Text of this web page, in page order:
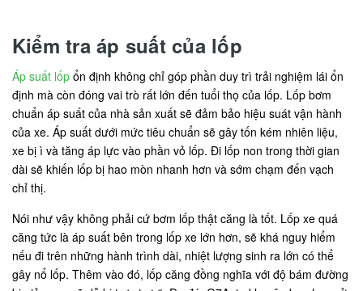
Kiểm tra áp suất của lốp
Áp suất lốp ổn định không chỉ góp phần duy trì trải nghiệm lái ổn
định mà còn đóng vai trò rất lớn đến tuổi thọ của lốp. Lốp bơm
chuẩn áp suất của nhà sản xuất sẽ đảm bảo hiệu suát vận hành
của xe. Áp suất dưới mức tiêu chuẩn sẽ gây tốn kém nhiên liệu,
xe bị ì và tăng áp lực vào phần vỏ lốp. Đi lốp non trong thời gian
dài sẽ khiến lốp bị hao mòn nhanh hơn và sớm chạm đến vạch
chỉ thị.
Nói như vậy không phải cứ bơm lốp thật căng là tốt. Lốp xe quá
căng tức là áp suất bên trong lốp xe lớn hơn, sẽ khá nguy hiểm
nếu đi trên những hành trình dài, nhiệt lượng sinh ra lớn có thể
gây nổ lốp. Thêm vào đó, lốp căng đồng nghĩa với độ bám đường